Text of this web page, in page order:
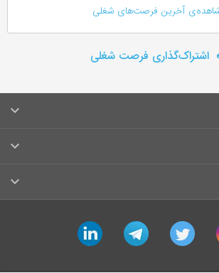
آخرین فرصت‌های شغلی
اشتراک‌گذاری فرصت شغلی
twitter
telegram
linkedin